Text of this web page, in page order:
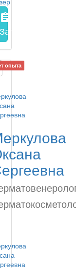
онлайн
assignment
Запись на прием
опыта